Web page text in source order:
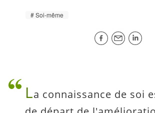
Soi-même
La connaissance de soi